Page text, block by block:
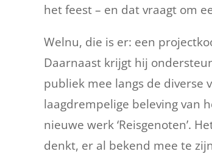
het feest – en dat vraagt om
Welnu, die is er: een
Daarnaast krijgt hij
publiek mee langs de diverse
laagdrempelige beleving van
nieuwe werk ‘Reisgenoten’.
denkt, er al bekend mee te